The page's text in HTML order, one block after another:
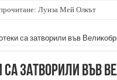
Луиза Мей Олкът
са затворили във
затворили във